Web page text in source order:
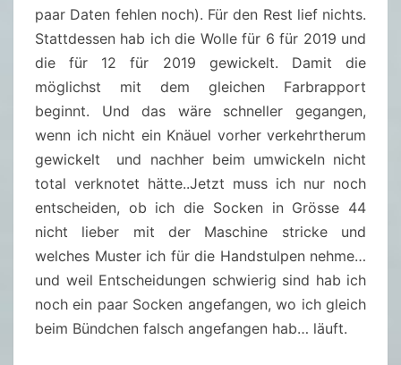
paar Daten fehlen noch). Für den Rest lief nichts.
Stattdessen hab ich die Wolle für 6 für 2019 und
die für 12 für 2019 gewickelt. Damit die
möglichst mit dem gleichen Farbrapport
beginnt. Und das wäre schneller gegangen,
wenn ich nicht ein Knäuel vorher verkehrtherum
gewickelt und nachher beim umwickeln nicht
total verknotet hätte..Jetzt muss ich nur noch
entscheiden, ob ich die Socken in Grösse 44
nicht lieber mit der Maschine stricke und
welches Muster ich für die Handstulpen nehme…
und weil Entscheidungen schwierig sind hab ich
noch ein paar Socken angefangen, wo ich gleich
beim Bündchen falsch angefangen hab… läuft.